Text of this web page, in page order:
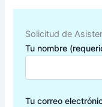
Solicitud de
Tu nombre
Tu correo